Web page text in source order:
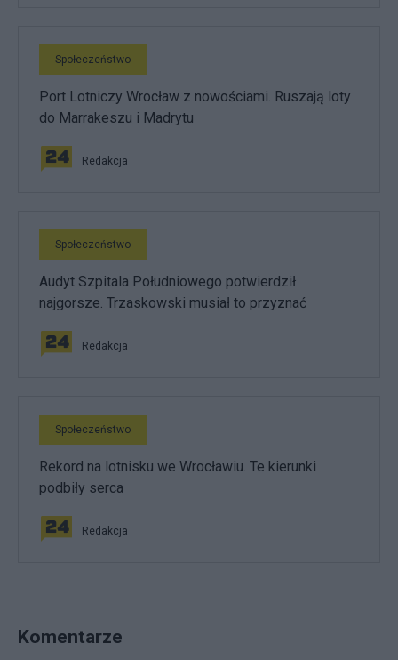
Społeczeństwo
Port Lotniczy Wrocław z nowościami. Ruszają loty
do Marrakeszu i Madrytu
Redakcja
Społeczeństwo
Audyt Szpitala Południowego potwierdził
najgorsze. Trzaskowski musiał to przyznać
Redakcja
Społeczeństwo
Rekord na lotnisku we Wrocławiu. Te kierunki
podbiły serca
Redakcja
Komentarze